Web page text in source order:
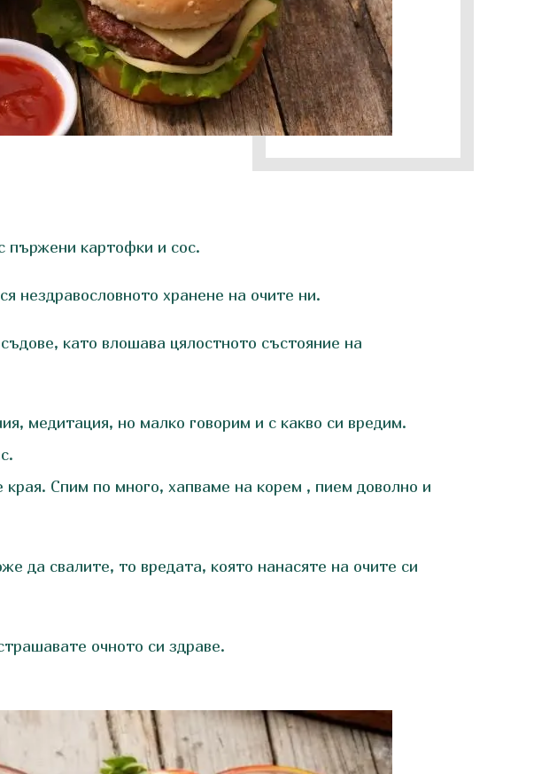
пържени картофки и сос.
нездравословното хранене на очите ни.
като влошава цялостното състояние на
медитация, но малко говорим и с какво си вредим.
Спим по много, хапваме на корем , пием доволно и
да свалите, то вредата, която нанасяте на очите си
очното си здраве.